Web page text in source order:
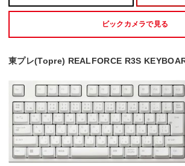
ビックカメラで見る
東プレ(Topre) REALFORCE R3S